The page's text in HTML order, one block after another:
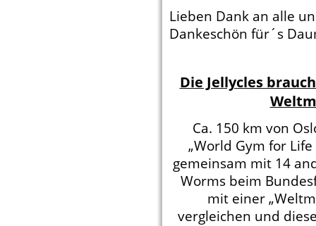
Lieben Dank an alle
Dankeschön für´s
Die Jellycles
Ca. 150 km von
„World Gym for
gemeinsam mit 14
Worms beim
mit einer
vergleichen und